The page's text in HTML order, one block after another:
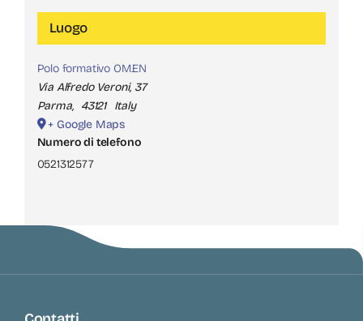
Luogo
Polo formativo OM.EN
Via Alfredo Veroni, 37
Parma, 43121
Italy
+ Google Maps
Numero di telefono
0521312577